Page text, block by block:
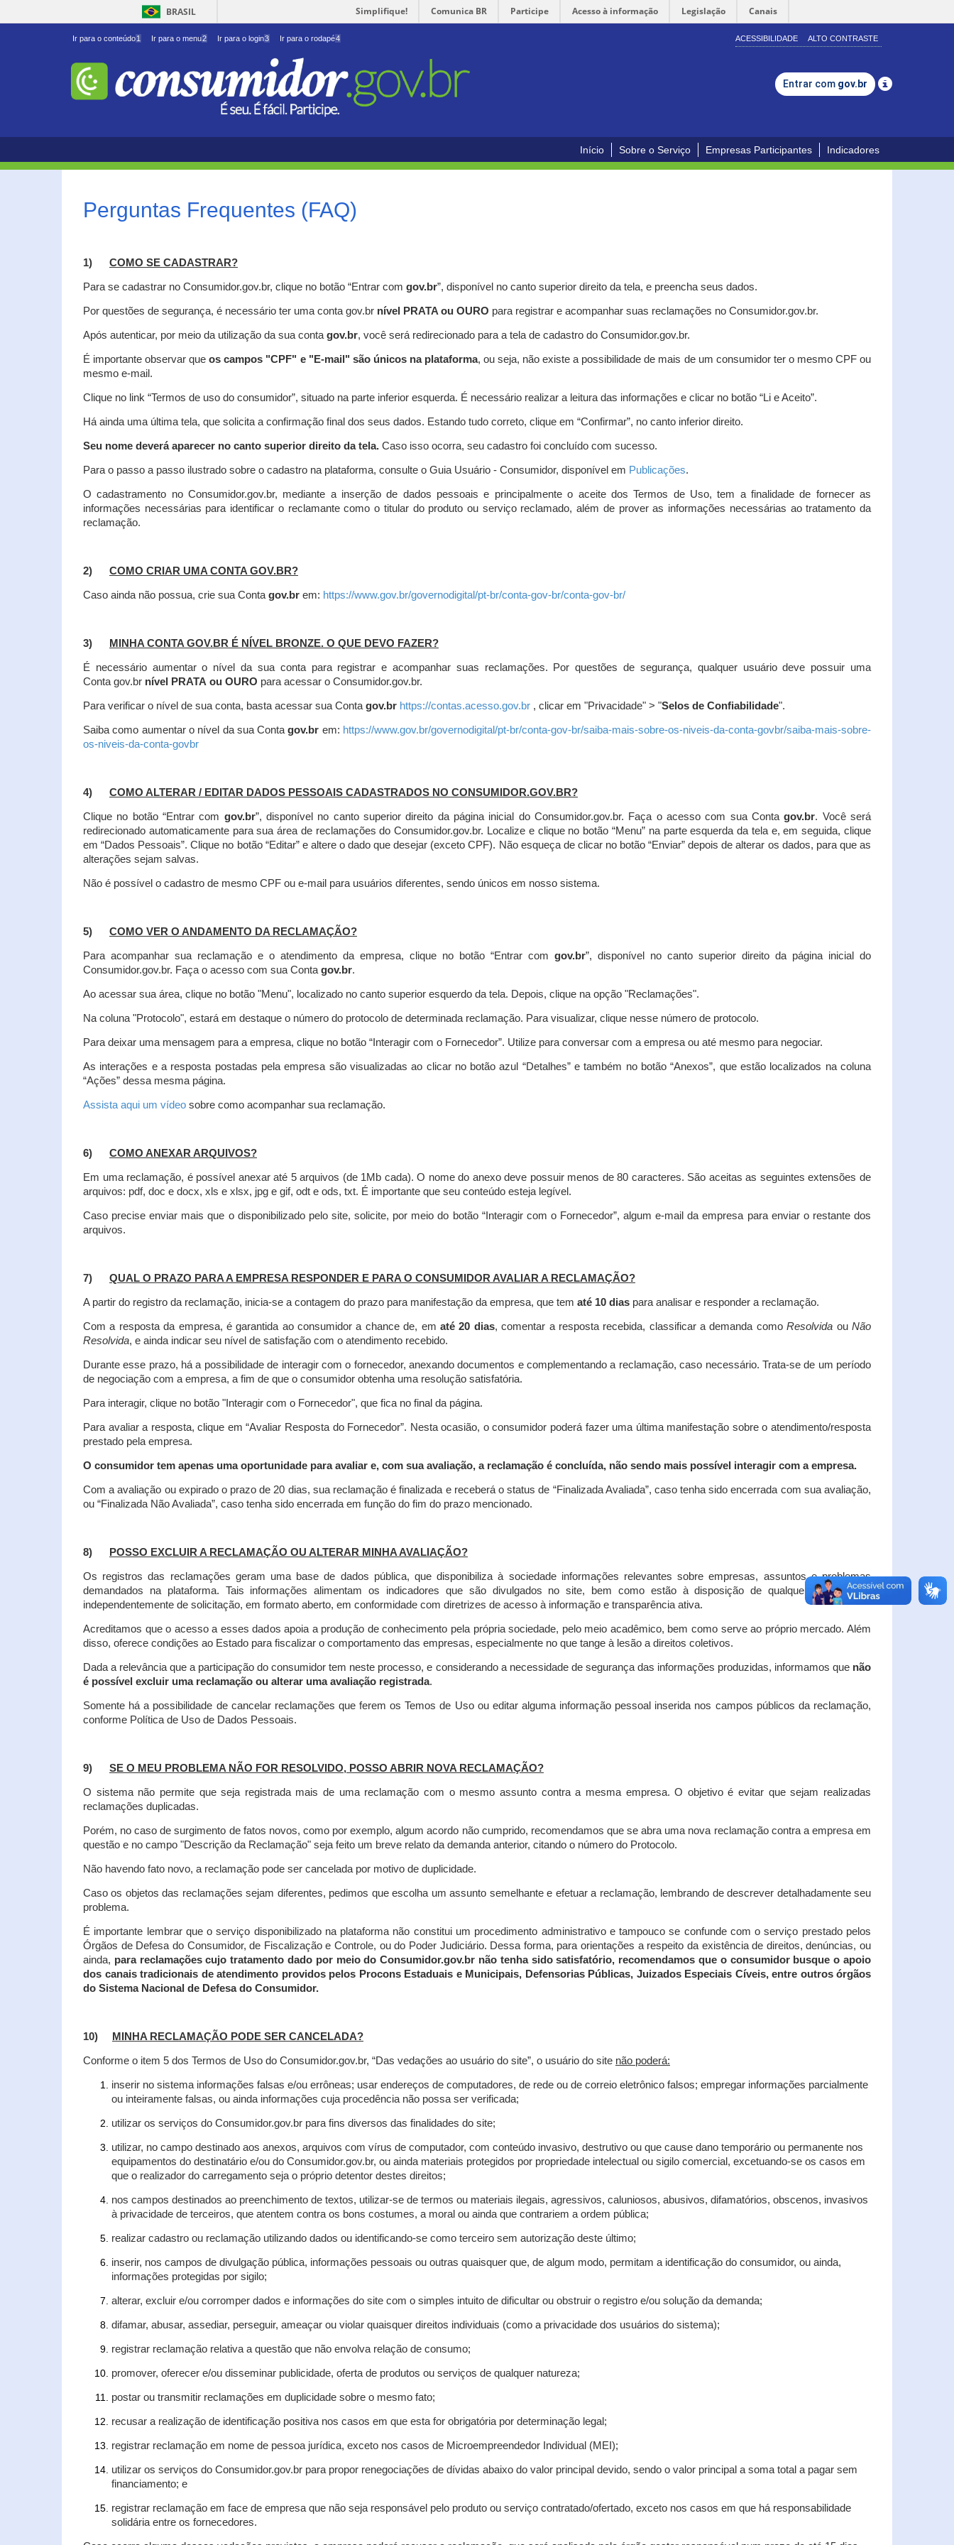
BRASIL Simplifique! Comunica BR Participe Acesso à informação Legislação Canais
Ir para o conteúdo1 Ir para o menu2 Ir para o login3 Ir para o rodapé4 ACESSIBILIDADE ALTO CONTRASTE
Entrar com gov.br
Início Sobre o Serviço Empresas Participantes Indicadores
Perguntas Frequentes (FAQ)
1) COMO SE CADASTRAR?
Para se cadastrar no Consumidor.gov.br, clique no botão “Entrar com gov.br”, disponível no canto superior direito da tela, e preencha seus dados.
Por questões de segurança, é necessário ter uma conta gov.br nível PRATA ou OURO para registrar e acompanhar suas reclamações no Consumidor.gov.br.
Após autenticar, por meio da utilização da sua conta gov.br, você será redirecionado para a tela de cadastro do Consumidor.gov.br.
É importante observar queos campos "CPF" e "E-mail" são únicos na plataforma, ou seja, não existe a possibilidade de mais de um consumidor ter o mesmo CPF ou
mesmo e-mail.
Clique no link “Termos de uso do consumidor”, situado na parte inferior esquerda. É necessário realizar a leitura das informações e clicar no botão “Li e Aceito”.
Há ainda uma última tela, que solicita a confirmação final dos seus dados. Estando tudo correto, clique em “Confirmar”, no canto inferior direito.
Seu nome deverá aparecer no canto superior direito da tela. Caso isso ocorra, seu cadastro foi concluído com sucesso.
Para o passo a passo ilustrado sobre o cadastro na plataforma, consulte o Guia Usuário - Consumidor, disponível em Publicações.
O cadastramento no Consumidor.gov.br, mediante a inserção de dados pessoais e principalmente o aceite dos Termos de Uso, tem a finalidade de fornecer as
informações necessárias para identificar o reclamante como o titular do produto ou serviço reclamado, além de prover as informações necessárias ao tratamento da
reclamação.
2) COMO CRIAR UMA CONTA GOV.BR?
Caso ainda não possua, crie sua Conta gov.br em: https://www.gov.br/governodigital/pt-br/conta-gov-br/conta-gov-br/
3) MINHA CONTA GOV.BR É NÍVEL BRONZE. O QUE DEVO FAZER?
É necessário aumentar o nível da sua conta para registrar e acompanhar suas reclamações. Por questões de segurança, qualquer usuário deve possuir uma
Conta gov.br nível PRATA ou OURO para acessar o Consumidor.gov.br.
Para verificar o nível de sua conta, basta acessar sua Conta gov.br https://contas.acesso.gov.br , clicar em "Privacidade" > "Selos de Confiabilidade".
Saiba como aumentar o nível da sua Contagov.br em: https://www.gov.br/governodigital/pt-br/conta-gov-br/saiba-mais-sobre-os-niveis-da-conta-govbr/saiba-mais-sobre-
os-niveis-da-conta-govbr
4) COMO ALTERAR / EDITAR DADOS PESSOAIS CADASTRADOS NO CONSUMIDOR.GOV.BR?
Clique no botão “Entrar com gov.br”, disponível no canto superior direito da página inicial do Consumidor.gov.br. Faça o acesso com sua Contagov.br. Você será
redirecionado automaticamente para sua área de reclamações do Consumidor.gov.br. Localize e clique no botão “Menu” na parte esquerda da tela e, em seguida, clique
em “Dados Pessoais”.Clique no botão “Editar” e altere o dado que desejar (exceto CPF). Não esqueça de clicar no botão “Enviar” depois de alterar os dados, para que as
alterações sejam salvas.
Não é possível o cadastro de mesmo CPF ou e-mail para usuários diferentes, sendo únicos em nosso sistema.
5) COMO VER O ANDAMENTO DA RECLAMAÇÃO?
Para acompanhar sua reclamação e o atendimento da empresa, clique no botão “Entrar com gov.br”, disponível no canto superior direito da página inicial do
Consumidor.gov.br. Faça o acesso com sua Conta gov.br.
Ao acessar sua área, clique no botão "Menu", localizado no canto superior esquerdo da tela. Depois, clique na opção "Reclamações".
Na coluna "Protocolo", estará em destaque o número do protocolo de determinada reclamação. Para visualizar, clique nesse número de protocolo.
Para deixar uma mensagem para a empresa, clique no botão “Interagir com o Fornecedor”. Utilize para conversar com a empresa ou até mesmo para negociar.
As interações e a resposta postadas pela empresa são visualizadas ao clicar no botão azul “Detalhes” e também no botão “Anexos”, que estão localizados na coluna
“Ações” dessa mesma página.
Assista aqui um vídeo sobre como acompanhar sua reclamação.
6) COMO ANEXAR ARQUIVOS?
Em uma reclamação, é possível anexar até 5 arquivos (de 1Mb cada). O nome do anexo deve possuir menos de 80 caracteres. São aceitas as seguintes extensões de
arquivos: pdf, doc e docx, xls e xlsx, jpg e gif, odt e ods, txt. É importante que seu conteúdo esteja legível.
Caso precise enviar mais que o disponibilizado pelo site, solicite, por meio do botão “Interagir com o Fornecedor”, algum e-mail da empresa para enviar o restante dos
arquivos.
7) QUAL O PRAZO PARA A EMPRESA RESPONDER E PARA O CONSUMIDOR AVALIAR A RECLAMAÇÃO?
A partir do registro da reclamação, inicia-se a contagem do prazo para manifestação da empresa, que tem até 10 dias para analisar e responder a reclamação.
Com a resposta da empresa, é garantida ao consumidor a chance de, em até 20 dias, comentar a resposta recebida, classificar a demanda comoResolvida ouNão
Resolvida, e ainda indicar seu nível de satisfação com o atendimento recebido.
Durante esse prazo, há a possibilidade de interagir com o fornecedor, anexando documentos e complementando a reclamação, caso necessário. Trata-se de um período
de negociação com a empresa, a fim de que o consumidor obtenha uma resolução satisfatória.
Para interagir, clique no botão "Interagir com o Fornecedor", que fica no final da página.
Para avaliar a resposta, clique em “Avaliar Resposta do Fornecedor”. Nesta ocasião, o consumidor poderá fazer uma última manifestação sobre o atendimento/resposta
prestado pela empresa.
O consumidor tem apenas uma oportunidade para avaliar e, com sua avaliação, a reclamação é concluída, não sendo mais possível interagir com a empresa.
Com a avaliação ou expirado o prazo de 20 dias, sua reclamação é finalizada e receberá o status de “Finalizada Avaliada”, caso tenha sido encerrada com sua avaliação,
ou “Finalizada Não Avaliada”, caso tenha sido encerrada em função do fim do prazo mencionado.
8) POSSO EXCLUIR A RECLAMAÇÃO OU ALTERAR MINHA AVALIAÇÃO?
Os registros das reclamações geram uma base de dados pública, que disponibiliza à sociedade informações relevantes sobre empresas, assuntos e problemas
demandados na plataforma. Tais informações alimentam os indicadores que são divulgados no site, bem como estão à disposição de qualquer interessado,
independentemente de solicitação, em formato aberto, em conformidade com diretrizes de acesso à informação e transparência ativa.
Acreditamos que o acesso a esses dados apoia a produção de conhecimento pela própria sociedade, pelo meio acadêmico, bem como serve ao próprio mercado. Além
disso, oferece condições ao Estado para fiscalizar o comportamento das empresas, especialmente no que tange à lesão a direitos coletivos.
Dada a relevância que a participação do consumidor tem neste processo, e considerando a necessidade de segurança das informações produzidas, informamos que não
é possível excluir uma reclamação ou alterar uma avaliação registrada.
Somente há a possibilidade de cancelar reclamações que ferem os Temos de Uso ou editar alguma informação pessoal inserida nos campos públicos da reclamação,
conforme Política de Uso de Dados Pessoais.
9) SE O MEU PROBLEMA NÃO FOR RESOLVIDO, POSSO ABRIR NOVA RECLAMAÇÃO?
O sistema não permite que seja registrada mais de uma reclamação com o mesmo assunto contra a mesma empresa. O objetivo é evitar que sejam realizadas
reclamações duplicadas.
Porém, no caso de surgimento de fatos novos, como por exemplo, algum acordo não cumprido, recomendamos que se abra uma nova reclamação contra a empresa em
questão e no campo "Descrição da Reclamação" seja feito um breve relato da demanda anterior, citando o número do Protocolo.
Não havendo fato novo, a reclamação pode ser cancelada por motivo de duplicidade.
Caso os objetos das reclamações sejam diferentes, pedimos que escolha um assunto semelhante e efetuar a reclamação, lembrando de descrever detalhadamente seu
problema.
É importante lembrar que o serviço disponibilizado na plataforma não constitui um procedimento administrativo e tampouco se confunde com o serviço prestado pelos
Órgãos de Defesa do Consumidor, de Fiscalização e Controle, ou do Poder Judiciário. Dessa forma, para orientações a respeito da existência de direitos, denúncias, ou
ainda, para reclamações cujo tratamento dado por meio do Consumidor.gov.br não tenha sido satisfatório, recomendamos que o consumidor busque o apoio
dos canais tradicionais de atendimento providos pelos Procons Estaduais e Municipais, Defensorias Públicas, Juizados Especiais Cíveis, entre outros órgãos
do Sistema Nacional de Defesa do Consumidor.
10) MINHA RECLAMAÇÃO PODE SER CANCELADA?
Conforme o item 5 dos Termos de Uso do Consumidor.gov.br, “Das vedações ao usuário do site”, o usuário do site não poderá:
inserir no sistema informações falsas e/ou errôneas; usar endereços de computadores, de rede ou de correio eletrônico falsos; empregar informações parcialmente
ou inteiramente falsas, ou ainda informações cuja procedência não possa ser verificada;
utilizar os serviços do Consumidor.gov.br para fins diversos das finalidades do site;
utilizar, no campo destinado aos anexos, arquivos com vírus de computador, com conteúdo invasivo, destrutivo ou que cause dano temporário ou permanente nos
equipamentos do destinatário e/ou do Consumidor.gov.br, ou ainda materiais protegidos por propriedade intelectual ou sigilo comercial, excetuando-se os casos em
que o realizador do carregamento seja o próprio detentor destes direitos;
nos campos destinados ao preenchimento de textos, utilizar-se de termos ou materiais ilegais, agressivos, caluniosos, abusivos, difamatórios, obscenos, invasivos
à privacidade de terceiros, que atentem contra os bons costumes, a moral ou ainda que contrariem a ordem pública;
realizar cadastro ou reclamação utilizando dados ou identificando-se como terceiro sem autorização deste último;
inserir, nos campos de divulgação pública, informações pessoais ou outras quaisquer que, de algum modo, permitam a identificação do consumidor, ou ainda,
informações protegidas por sigilo;
alterar, excluir e/ou corromper dados e informações do site com o simples intuito de dificultar ou obstruir o registro e/ou solução da demanda;
difamar, abusar, assediar, perseguir, ameaçar ou violar quaisquer direitos individuais (como a privacidade dos usuários do sistema);
registrar reclamação relativa a questão que não envolva relação de consumo;
promover, oferecer e/ou disseminar publicidade, oferta de produtos ou serviços de qualquer natureza;
postar ou transmitir reclamações em duplicidade sobre o mesmo fato;
recusar a realização de identificação positiva nos casos em que esta for obrigatória por determinação legal;
registrar reclamação em nome de pessoa jurídica, exceto nos casos de Microempreendedor Individual (MEI);
utilizar os serviços do Consumidor.gov.br para propor renegociações de dívidas abaixo do valor principal devido, sendo o valor principal a soma total a pagar sem
financiamento; e
registrar reclamação em face de empresa que não seja responsável pelo produto ou serviço contratado/ofertado, exceto nos casos em que há responsabilidade
solidária entre os fornecedores.